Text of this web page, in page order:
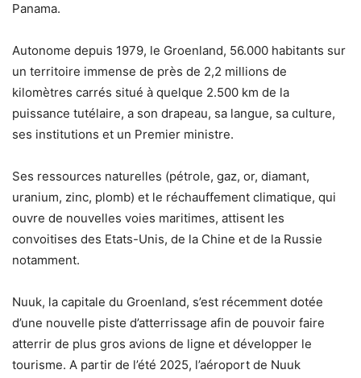
Panama.
Autonome depuis 1979, le Groenland, 56.000 habitants sur
un territoire immense de près de 2,2 millions de
kilomètres carrés situé à quelque 2.500 km de la
puissance tutélaire, a son drapeau, sa langue, sa culture,
ses institutions et un Premier ministre.
Ses ressources naturelles (pétrole, gaz, or, diamant,
uranium, zinc, plomb) et le réchauffement climatique, qui
ouvre de nouvelles voies maritimes, attisent les
convoitises des Etats-Unis, de la Chine et de la Russie
notamment.
Nuuk, la capitale du Groenland, s’est récemment dotée
d’une nouvelle piste d’atterrissage afin de pouvoir faire
atterrir de plus gros avions de ligne et développer le
tourisme. A partir de l’été 2025, l’aéroport de Nuuk